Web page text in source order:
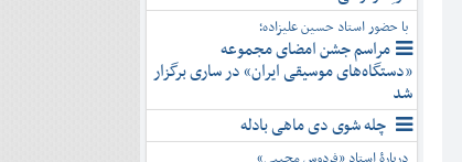
با حضور استاد حسین علیزاده؛
مراسم جشن امضای مجموعه
«دستگاه‌های موسیقی ایران» در ساری برگزار
شد
چله شوی دی ماهی بادله